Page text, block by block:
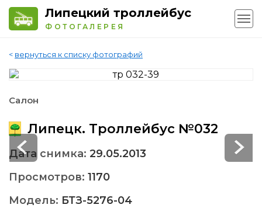
Липецкий троллейбус
ФОТОГАЛЕРЕЯ
< вернуться к списку фотографий
Салон
Липецк. Троллейбус №032
Дата снимка: 29.05.2013
Просмотров: 1170
Модель: БТЗ-5276-04